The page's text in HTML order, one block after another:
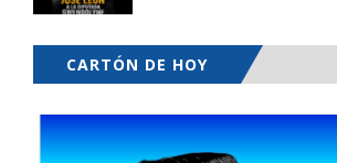
CARTÓN DE HOY